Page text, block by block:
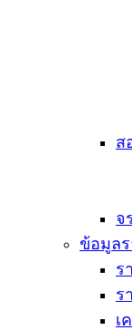
ส
จ
ข้อมูล
ร
ร
เ